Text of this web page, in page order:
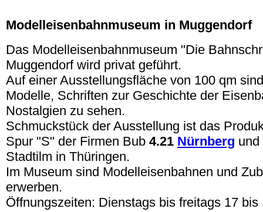
Modelleisenbahnmuseum in Muggendorf
Das Modelleisenbahnmuseum "Die
Muggendorf wird privat geführt.
Auf einer Ausstellungsfläche von 100 qm
Modelle, Schriften zur Geschichte der
Nostalgien zu sehen.
Schmuckstück der Ausstellung ist das
Spur "S" der Firmen Bub 4.21 Nürnberg und
Stadtilm in Thüringen.
Im Museum sind Modelleisenbahnen und
erwerben.
Öffnungszeiten: Dienstags bis freitags 17 bis